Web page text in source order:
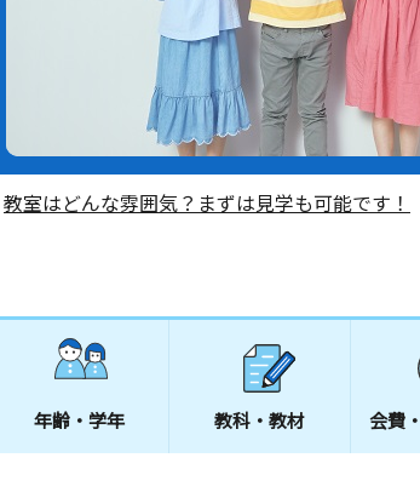
教室はどんな雰囲気？まずは見学も可能です！
年齢・学年 教科・教材 会費・